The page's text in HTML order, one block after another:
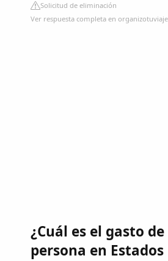
Solicitud de eliminación
Ver respuesta completa en
¿Cuál es el gasto
persona en Estados